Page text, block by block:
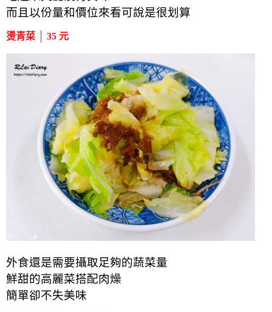
而且以份量和價位來看可說是很划算
燙青菜 │ 35 元
外食還是需要攝取足夠的蔬菜量
鮮甜的高麗菜搭配肉燥
簡單卻不失美味